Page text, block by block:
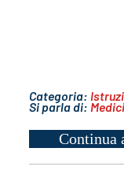
Categoria:
Si parla di:
Continua